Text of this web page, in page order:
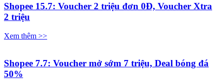
Shopee 15.7: Voucher 2 triệu đơn 0Đ, Voucher Xtra
2 triệu
Xem thêm >>
Shopee 7.7: Voucher mở sớm 7 triệu, Deal bóng đá
50%